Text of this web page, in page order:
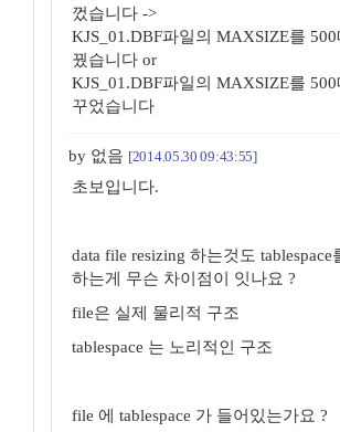
껐습니다 ->
KJS_01.DBF파일의 MAXSIZE를
꿨습니다 or
KJS_01.DBF파일의 MAXSIZE를
꾸었습니다
by 없음 [2014.05.30 09:43:55]
초보입니다.
data file resizing 하는것도 tablespace
하는게 무슨 차이점이 잇나요 ?
file은 실제 물리적 구조
tablespace 는 노리적인 구조
file 에 tablespace 가 들어있는가요 ?